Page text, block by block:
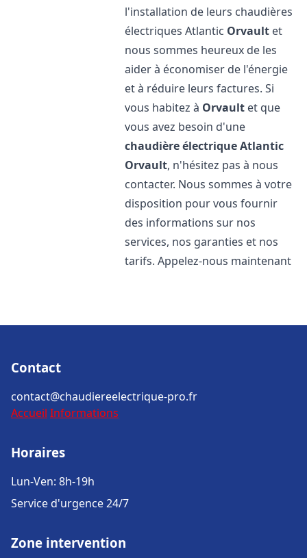
l'installation de leurs chaudières
électriques Atlantic Orvault et
nous sommes heureux de les
aider à économiser de l'énergie
et à réduire leurs factures. Si
vous habitez à Orvault et que
vous avez besoin d'une
chaudière électrique Atlantic
Orvault, n'hésitez pas à nous
contacter. Nous sommes à votre
disposition pour vous fournir
des informations sur nos
services, nos garanties et nos
tarifs. Appelez-nous maintenant
Contact
contact@chaudiereelectrique-pro.fr
Accueil Informations
Horaires
Lun-Ven: 8h-19h
Service d'urgence 24/7
Zone intervention